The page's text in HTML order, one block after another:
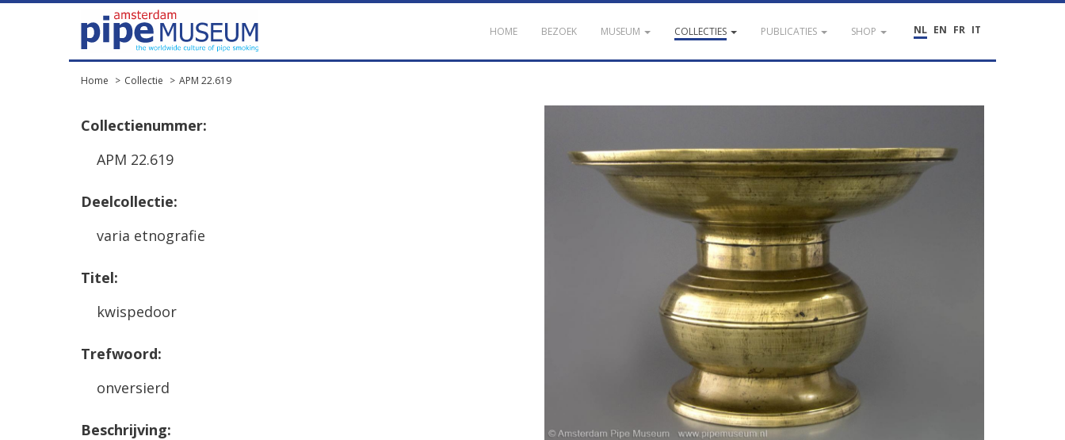
NL EN FR IT
HOME BEZOEK MUSEUM COLLECTIES PUBLICATIES SHOP
Home Collectie APM 22.619
Collectienummer:
APM 22.619
Deelcollectie:
varia etnografie
Titel:
kwispedoor
Trefwoord:
onversierd
Beschrijving: